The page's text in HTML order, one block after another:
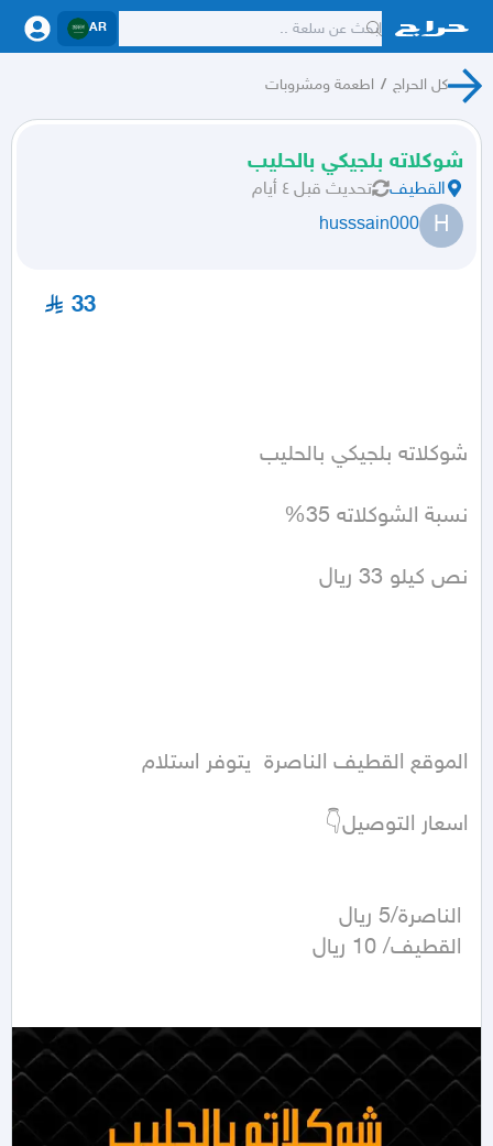
AR
كل الحراج / اطعمة ومشروبات
شوكلاته بلجيكي بالحليب
القطيف تحديث قبل ٤ أيام
H
husssain000
33